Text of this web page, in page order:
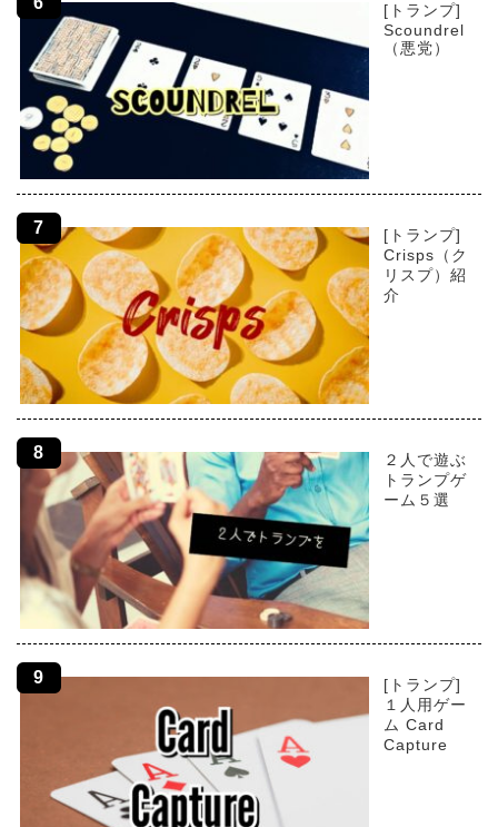
[トランプ]
Scoundrel
（悪党）
[トランプ]
Crisps（ク
リスプ）紹
介
２人で遊ぶ
トランプゲ
ーム５選
[トランプ]
１人用ゲー
ム Card
Capture